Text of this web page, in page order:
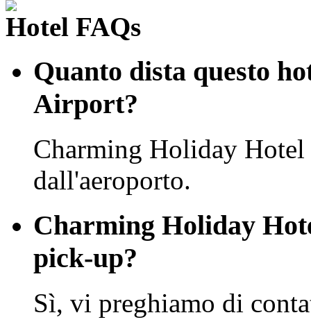
Hotel FAQs
Quanto dista questo
Airport?
Charming Holiday
dall'aeroporto.
Charming Holiday
pick-up?
Sì, vi preghiamo di